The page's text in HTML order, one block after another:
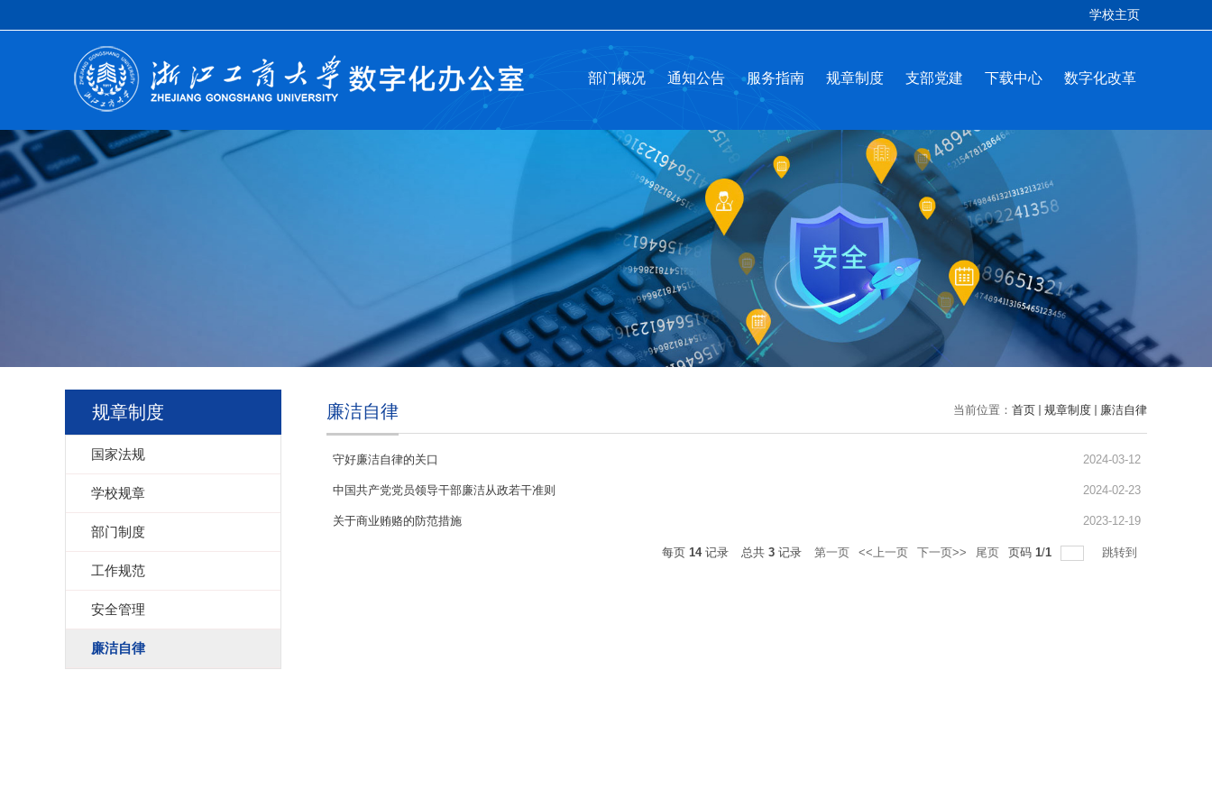
学校主页
部门概况 通知公告 服务指南 规章制度 支部党建 下载中心 数字化改革
规章制度
国家法规
学校规章
部门制度
工作规范
安全管理
廉洁自律
当前位置： 首页 规章制度 廉洁自律
廉洁自律
守好廉洁自律的关口 2024-03-12
中国共产党党员领导干部廉洁从政若干准则 2024-02-23
关于商业贿赂的防范措施 2023-12-19
每页 14记录 总共 3 记录 第一页 <<上一页 下一页>> 尾页 页码 1/1 跳转到